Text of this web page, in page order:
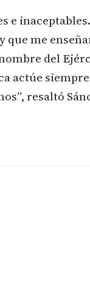
e
me
del
actúe
resaltó